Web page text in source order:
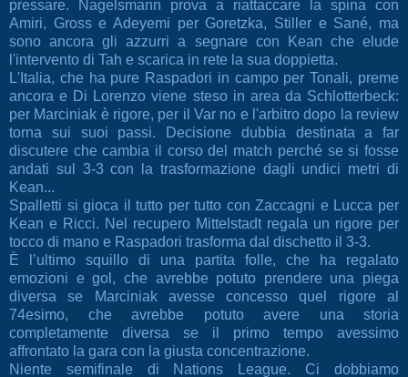
pressare. Nagelsmann prova a riattaccare la spina con
Amiri, Gross e Adeyemi per Goretzka, Stiller e Sané, ma
sono ancora gli azzurri a segnare con Kean che elude
l'intervento di Tah e scarica in rete la sua doppietta.
L'Italia, che ha pure Raspadori in campo per Tonali, preme
ancora e Di Lorenzo viene steso in area da Schlotterbeck:
per Marciniak è rigore, per il Var no e l'arbitro dopo la review
torna sui suoi passi. Decisione dubbia destinata a far
discutere che cambia il corso del match perché se si fosse
andati sul 3-3 con la trasformazione dagli undici metri di
Kean...
Spalletti si gioca il tutto per tutto con Zaccagni e Lucca per
Kean e Ricci. Nel recupero Mittelstadt regala un rigore per
tocco di mano e Raspadori trasforma dal dischetto il 3-3.
È l’ultimo squillo di una partita folle, che ha regalato
emozioni e gol, che avrebbe potuto prendere una piega
diversa se Marciniak avesse concesso quel rigore al
74esimo, che avrebbe potuto avere una storia
completamente diversa se il primo tempo avessimo
affrontato la gara con la giusta concentrazione.
Niente semifinale di Nations League. Ci dobbiamo